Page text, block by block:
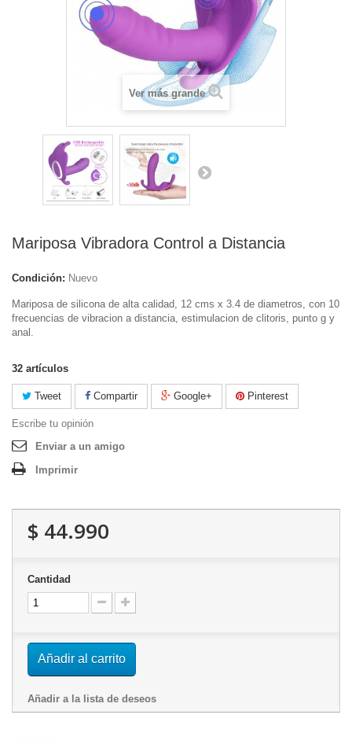
Ver más grande
Mariposa Vibradora Control a Distancia
Condición: Nuevo
Mariposa de silicona de alta calidad, 12 cms x 3.4 de diametros, con 10
frecuencias de vibracion a distancia, estimulacion de clitoris, punto g y
anal.
32 artículos
Tweet Compartir Google+ Pinterest
Escribe tu opinión
Enviar a un amigo
Imprimir
$ 44.990
Cantidad
Añadir al carrito
Añadir a la lista de deseos